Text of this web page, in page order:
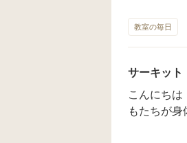
stagram
s池袋園も
その様子
した。 薄くなった粘土を見て、「みてみて！ピザができたよ！」「ぼくの
とつで形
子どもたちでした♪
当園では
スに寄り
教室の毎日
サーキット
こんにちは！
もたちが
用いた「